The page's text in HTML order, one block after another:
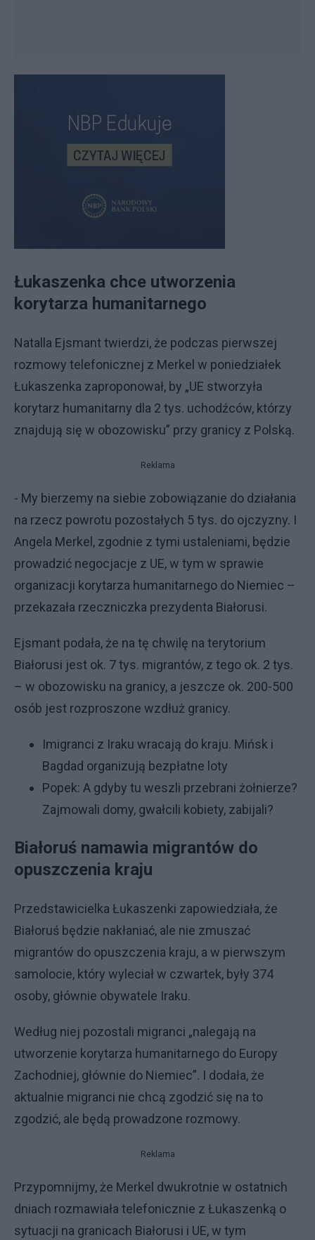
Łukaszenka chce utworzenia
korytarza humanitarnego
Natalla Ejsmant twierdzi, że podczas pierwszej
rozmowy telefonicznej z Merkel w poniedziałek
Łukaszenka zaproponował, by „UE stworzyła
korytarz humanitarny dla 2 tys. uchodźców, którzy
znajdują się w obozowisku” przy granicy z Polską.
Reklama
- My bierzemy na siebie zobowiązanie do działania
na rzecz powrotu pozostałych 5 tys. do ojczyzny. I
Angela Merkel, zgodnie z tymi ustaleniami, będzie
prowadzić negocjacje z UE, w tym w sprawie
organizacji korytarza humanitarnego do Niemiec –
przekazała rzeczniczka prezydenta Białorusi.
Ejsmant podała, że na tę chwilę na terytorium
Białorusi jest ok. 7 tys. migrantów, z tego ok. 2 tys.
– w obozowisku na granicy, a jeszcze ok. 200-500
osób jest rozproszone wzdłuż granicy.
Imigranci z Iraku wracają do kraju. Mińsk i
Bagdad organizują bezpłatne loty
Popek: A gdyby tu weszli przebrani żołnierze?
Zajmowali domy, gwałcili kobiety, zabijali?
Białoruś namawia migrantów do
opuszczenia kraju
Przedstawicielka Łukaszenki zapowiedziała, że
Białoruś będzie nakłaniać, ale nie zmuszać
migrantów do opuszczenia kraju, a w pierwszym
samolocie, który wyleciał w czwartek, były 374
osoby, głównie obywatele Iraku.
Według niej pozostali migranci „nalegają na
utworzenie korytarza humanitarnego do Europy
Zachodniej, głównie do Niemiec”. I dodała, że
aktualnie migranci nie chcą zgodzić się na to
zgodzić, ale będą prowadzone rozmowy.
Reklama
Przypomnijmy, że Merkel dwukrotnie w ostatnich
dniach rozmawiała telefonicznie z Łukaszenką o
sytuacji na granicach Białorusi i UE, w tym